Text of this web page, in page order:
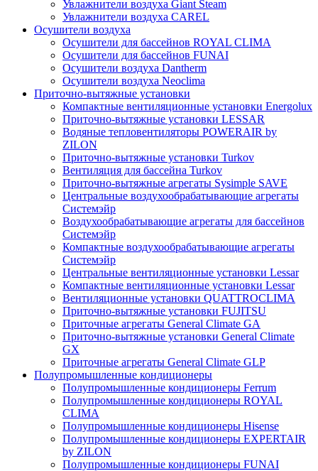
Увлажнители воздуха Giant Steam
Увлажнители воздуха CAREL
Осушители воздуха
Осушители для бассейнов ROYAL CLIMA
Осушители для бассейнов FUNAI
Осушители воздуха Dantherm
Осушители воздуха Neoclima
Приточно-вытяжные установки
Компактные вентиляционные установки Energolux
Приточно-вытяжные установки LESSAR
Водяные тепловентиляторы POWERAIR by
ZILON
Приточно-вытяжные установки Turkov
Вентиляция для бассейна Turkov
Приточно-вытяжные агрегаты Sysimple SAVE
Центральные воздухообрабатывающие агрегаты
Системэйр
Воздухообрабатывающие агрегаты для бассейнов
Системэйр
Компактные воздухообрабатывающие агрегаты
Системэйр
Центральные вентиляционные установки Lessar
Компактные вентиляционные установки Lessar
Вентиляционные установки QUATTROCLIMA
Приточно-вытяжные установки FUJITSU
Приточные агрегаты General Climate GA
Приточно-вытяжные установки General Climate
GX
Приточные агрегаты General Climate GLP
Полупромышленные кондиционеры
Полупромышленные кондиционеры Ferrum
Полупромышленные кондиционеры ROYAL
CLIMA
Полупромышленные кондиционеры Hisense
Полупромышленные кондиционеры EXPERTAIR
by ZILON
Полупромышленные кондиционеры FUNAI